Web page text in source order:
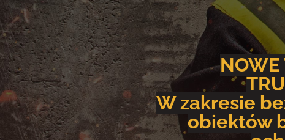
NOWE
W zakresie
obiektów